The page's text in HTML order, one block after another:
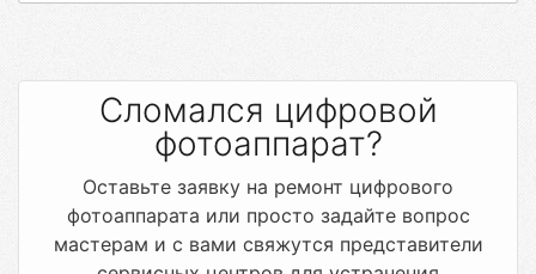
Сломался цифровой
фотоаппарат?
Оставьте заявку на ремонт цифрового
фотоаппарата или просто задайте вопрос
мастерам и с вами свяжутся представители